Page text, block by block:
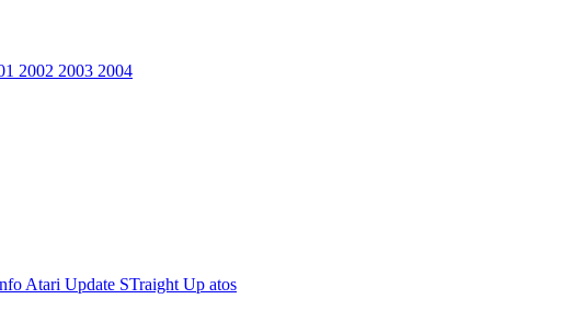
2002 2003 2004
Atari Update STraight Up atos